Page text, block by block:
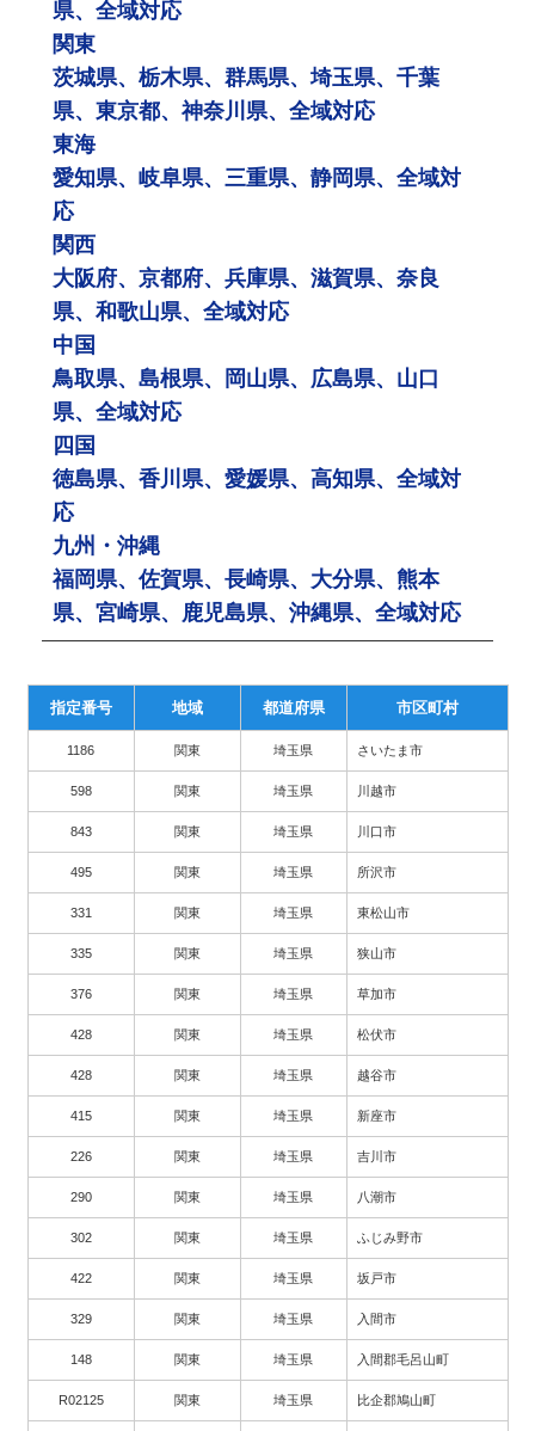
県、全域対応
関東
茨城県、栃木県、群馬県、埼玉県、千葉
県、東京都、神奈川県、全域対応
東海
愛知県、岐阜県、三重県、静岡県、全域対
応
関西
大阪府、京都府、兵庫県、滋賀県、奈良
県、和歌山県、全域対応
中国
鳥取県、島根県、岡山県、広島県、山口
県、全域対応
四国
徳島県、香川県、愛媛県、高知県、全域対
応
九州・沖縄
福岡県、佐賀県、長崎県、大分県、熊本
県、宮崎県、鹿児島県、沖縄県、全域対応
指定番号 地域 都道府県 市区町村
1186 関東 埼玉県 さいたま市
598 関東 埼玉県 川越市
843 関東 埼玉県 川口市
495 関東 埼玉県 所沢市
331 関東 埼玉県 東松山市
335 関東 埼玉県 狭山市
376 関東 埼玉県 草加市
428 関東 埼玉県 松伏市
428 関東 埼玉県 越谷市
415 関東 埼玉県 新座市
226 関東 埼玉県 吉川市
290 関東 埼玉県 八潮市
302 関東 埼玉県 ふじみ野市
422 関東 埼玉県 坂戸市
329 関東 埼玉県 入間市
148 関東 埼玉県 入間郡毛呂山町
R02125 関東 埼玉県 比企郡鳩山町